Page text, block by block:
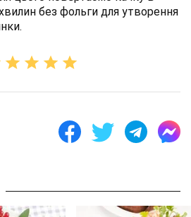
без фольги для утворення